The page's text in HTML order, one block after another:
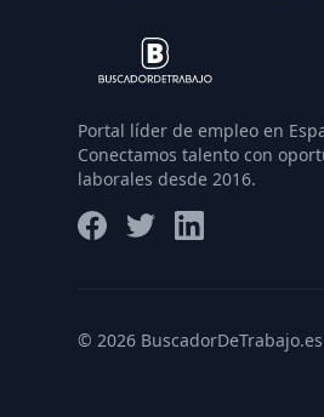
Portal líder de empleo en
Conectamos talento con
laborales desde 2016.
© 2026